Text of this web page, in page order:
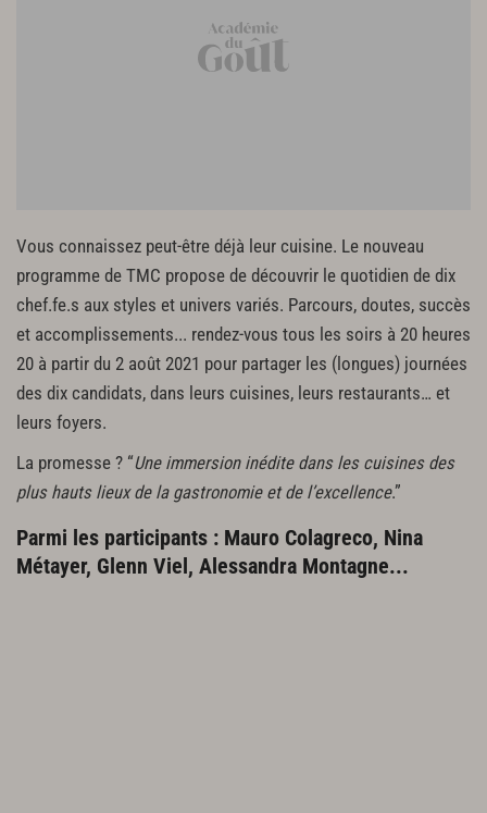
Vous connaissez peut-être déjà leur cuisine. Le nouveau
programme de TMC propose de découvrir le quotidien de dix
chef.fe.s aux styles et univers variés. Parcours, doutes, succès
et accomplissements... rendez-vous tous les soirs à 20 heures
20 à partir du 2 août 2021 pour partager les (longues) journées
des dix candidats, dans leurs cuisines, leurs restaurants… et
leurs foyers.
La promesse ? “Une immersion inédite dans les cuisines des
plus hauts lieux de la gastronomie et de l’excellence.”
Parmi les participants : Mauro Colagreco, Nina
Métayer, Glenn Viel, Alessandra Montagne...